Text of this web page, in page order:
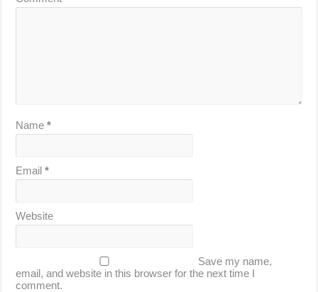
Name*
Email*
Website
Save my name,
email, and website in this browser for the next time I
comment.